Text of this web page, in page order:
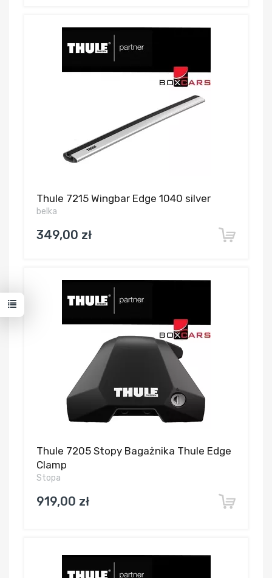
Thule 7215 Wingbar Edge 1040 silver
belka
349,00 zł
Thule 7205 Stopy Bagażnika Thule Edge
Clamp
Stopa
919,00 zł